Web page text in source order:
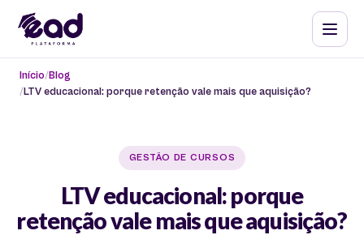
Início Blog
LTV educacional: porque retenção vale mais que aquisição?
GESTÃO DE CURSOS
LTV educacional: porque
retenção vale mais que aquisição?